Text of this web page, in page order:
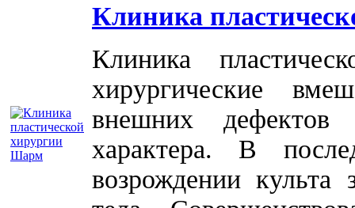
Клиника
Клиника
хирургические
внешних дефектов
характера. В
возрождении культа